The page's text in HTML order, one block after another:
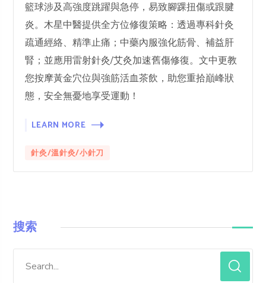
籃球涉及高強度跳躍與急停，易致腳踝扭傷或跟腱
炎。木星中醫提供全方位修復策略：透過專科針灸
疏通經絡、精準止痛；中藥內服強化筋骨、補益肝
腎；並應用雷射針灸/艾灸加速舊傷修復。文中更教
您按摩黃金穴位與強筋活血茶飲，助您重拾巔峰狀
態，安全無憂地享受運動！
LEARN MORE
針灸/溫針灸/小針刀
搜索